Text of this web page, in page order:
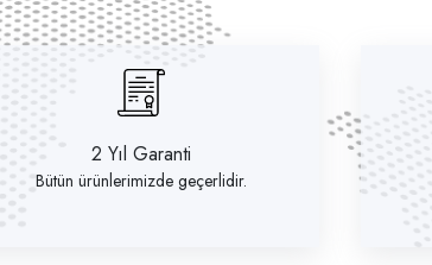
2 Yıl Garanti
Bütün ürünlerimizde geçerlidir.